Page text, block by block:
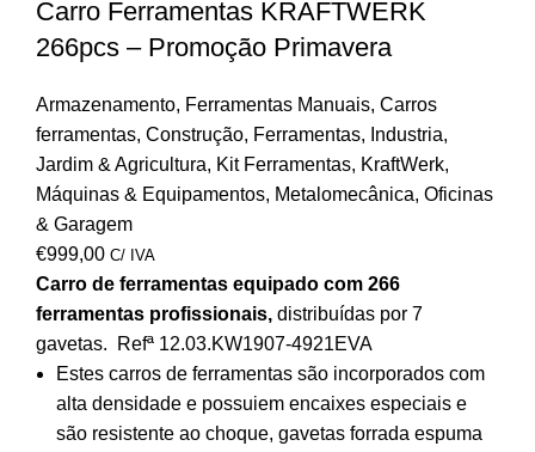
Carro Ferramentas KRAFTWERK
266pcs – Promoção Primavera
Armazenamento, Ferramentas Manuais, Carros
ferramentas, Construção, Ferramentas, Industria,
Jardim & Agricultura, Kit Ferramentas, KraftWerk,
Máquinas & Equipamentos, Metalomecânica, Oficinas
& Garagem
€999,00 C/ IVA
Carro de ferramentas equipado com 266
ferramentas profissionais, distribuídas por 7
gavetas. Refª 12.03.KW1907-4921EVA
Estes carros de ferramentas são incorporados com
alta densidade e possuiem encaixes especiais e
são resistente ao choque, gavetas forrada espuma